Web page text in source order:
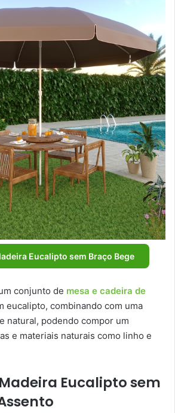
Eucalipto sem Braço Bege
conjunto de mesa e cadeira de
eucalipto, combinando com uma
natural, podendo compor um
e materiais naturais como linho e
Eucalipto sem